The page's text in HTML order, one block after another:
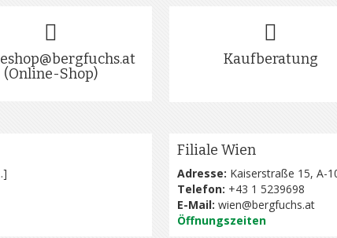
(Online-Shop)
Kaufberatung
]
Filiale Wien
Adresse: Kaiserstraße 15, A-
Telefon: +43 1 5239698
E-Mail: wien@bergfuchs.at
Öffnungszeiten